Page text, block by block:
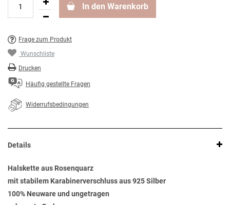
In den Warenkorb
Frage zum Produkt
Wunschliste
Drucken
Häufig gestellte Fragen
Widerrufsbedingungen
Details
Halskette aus Rosenquarz
mit stabilem Karabinerverschluss aus 925 Silber
100% Neuware und ungetragen